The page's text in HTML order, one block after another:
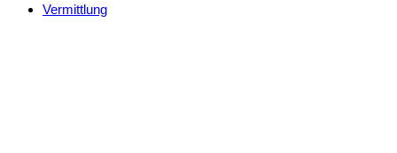
Vermittlung